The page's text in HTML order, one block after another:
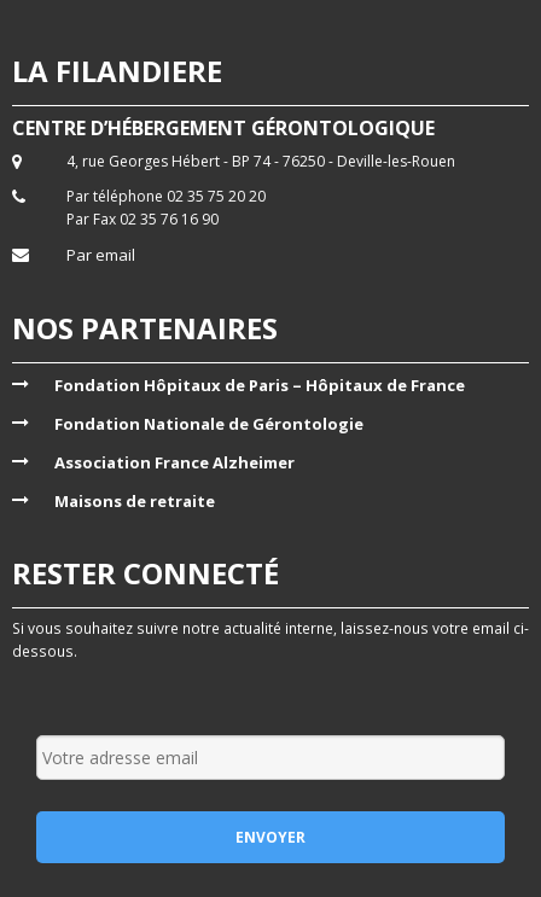
LA FILANDIERE
CENTRE D’HÉBERGEMENT GÉRONTOLOGIQUE
4, rue Georges Hébert - BP 74 - 76250 - Deville-les-Rouen
Par téléphone 02 35 75 20 20
Par Fax 02 35 76 16 90
Par email
NOS PARTENAIRES
Fondation Hôpitaux de Paris – Hôpitaux de France
Fondation Nationale de Gérontologie
Association France Alzheimer
Maisons de retraite
RESTER CONNECTÉ
Si vous souhaitez suivre notre actualité interne, laissez-nous votre email ci-
dessous.